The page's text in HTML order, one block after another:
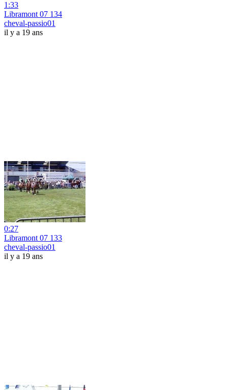
1:33
Libramont 07 134
cheval-passio01
il y a 19 ans
0:27
Libramont 07 133
cheval-passio01
il y a 19 ans